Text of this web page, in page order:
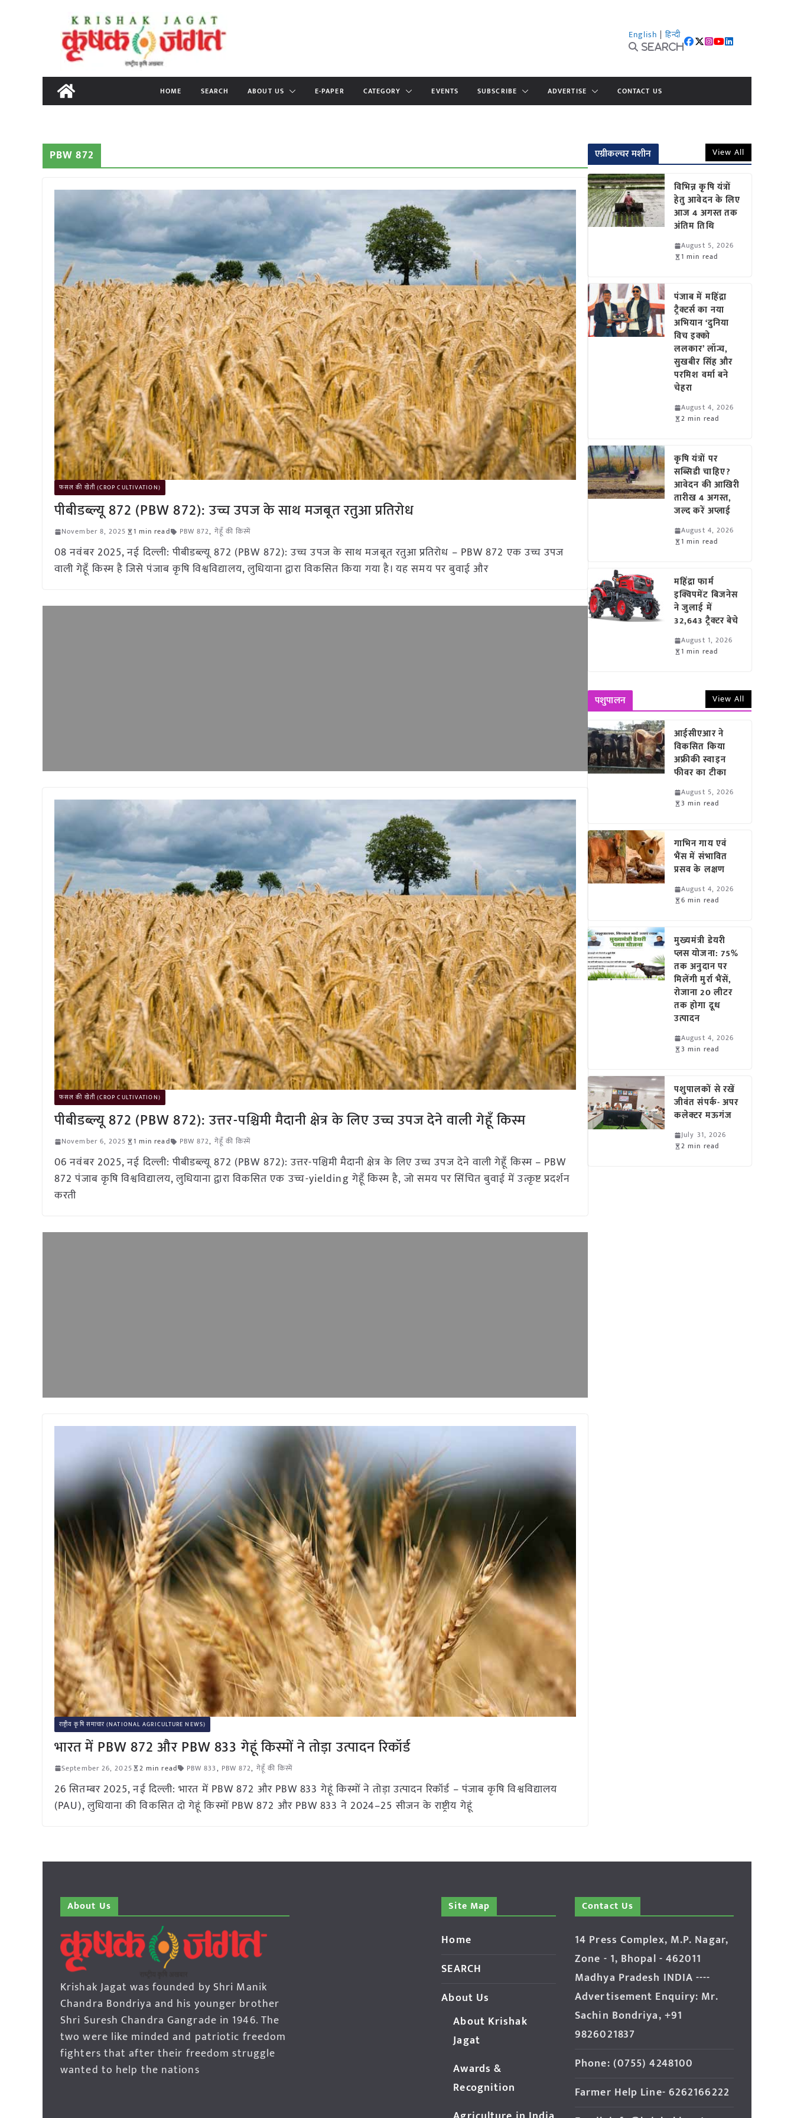
content
English | हिन्दी
Search
HOME SEARCH ABOUT US E-PAPER CATEGORY EVENTS SUBSCRIBE ADVERTISE CONTACT US
PBW 872
फसल की खेती (CROP CULTIVATION)
पीबीडब्ल्यू 872 (PBW 872): उच्च उपज के साथ मजबूत रतुआ प्रतिरोध
November 8, 2025 1 min read PBW 872, गेहूँ की किस्में
08 नवंबर 2025, नई दिल्ली: पीबीडब्ल्यू 872 (PBW 872): उच्च उपज के साथ मजबूत रतुआ प्रतिरोध – PBW 872 एक उच्च उपज
वाली गेहूँ किस्म है जिसे पंजाब कृषि विश्वविद्यालय, लुधियाना द्वारा विकसित किया गया है। यह समय पर बुवाई और
फसल की खेती (CROP CULTIVATION)
पीबीडब्ल्यू 872 (PBW 872): उत्तर-पश्चिमी मैदानी क्षेत्र के लिए उच्च उपज देने वाली गेहूँ किस्म
November 6, 2025 1 min read PBW 872, गेहूँ की किस्में
06 नवंबर 2025, नई दिल्ली: पीबीडब्ल्यू 872 (PBW 872): उत्तर-पश्चिमी मैदानी क्षेत्र के लिए उच्च उपज देने वाली गेहूँ किस्म – PBW
872 पंजाब कृषि विश्वविद्यालय, लुधियाना द्वारा विकसित एक उच्च-yielding गेहूँ किस्म है, जो समय पर सिंचित बुवाई में उत्कृष्ट प्रदर्शन
करती
राष्ट्रीय कृषि समाचार (NATIONAL AGRICULTURE NEWS)
भारत में PBW 872 और PBW 833 गेहूं किस्मों ने तोड़ा उत्पादन रिकॉर्ड
September 26, 2025 2 min read PBW 833, PBW 872, गेहूँ की किस्में
26 सितम्बर 2025, नई दिल्ली: भारत में PBW 872 और PBW 833 गेहूं किस्मों ने तोड़ा उत्पादन रिकॉर्ड – पंजाब कृषि विश्वविद्यालय
(PAU), लुधियाना की विकसित दो गेहूं किस्मों PBW 872 और PBW 833 ने 2024–25 सीजन के राष्ट्रीय गेहूं
एग्रीकल्चर मशीन View All
विभिन्न कृषि यंत्रों
हेतु आवेदन के लिए
आज 4 अगस्त तक
अंतिम तिथि
August 5, 2026
1 min read
पंजाब में महिंद्रा
ट्रैक्टर्स का नया
अभियान ‘दुनिया
विच इक्को
ललकार’ लॉन्च,
सुखबीर सिंह और
परमिश वर्मा बने
चेहरा
August 4, 2026
2 min read
कृषि यंत्रों पर
सब्सिडी चाहिए?
आवेदन की आखिरी
तारीख 4 अगस्त,
जल्द करें अप्लाई
August 4, 2026
1 min read
महिंद्रा फार्म
इक्विपमेंट बिजनेस
ने जुलाई में
32,643 ट्रैक्टर बेचे
August 1, 2026
1 min read
पशुपालन View All
आईसीएआर ने
विकसित किया
अफ्रीकी स्वाइन
फीवर का टीका
August 5, 2026
3 min read
गाभिन गाय एवं
भैंस में संभावित
प्रसव के लक्षण
August 4, 2026
6 min read
मुख्यमंत्री डेयरी
प्लस योजना: 75%
तक अनुदान पर
मिलेंगी मुर्रा भैंसें,
रोजाना 20 लीटर
तक होगा दूध
उत्पादन
August 4, 2026
3 min read
पशुपालकों से रखें
जीवंत संपर्क- अपर
कलेक्टर मऊगंज
July 31, 2026
2 min read
About Us
Krishak Jagat was founded by Shri Manik
Chandra Bondriya and his younger brother
Shri Suresh Chandra Gangrade in 1946. The
two were like minded and patriotic freedom
fighters that after their freedom struggle
wanted to help the nations
Site Map
Home
SEARCH
About Us
About Krishak
Jagat
Awards &
Recognition
Contact Us
14 Press Complex, M.P. Nagar,
Zone - 1, Bhopal - 462011
Madhya Pradesh INDIA ----
Advertisement Enquiry: Mr.
Sachin Bondriya, +91
9826021837
Phone: (0755) 4248100
Farmer Help Line- 6262166222